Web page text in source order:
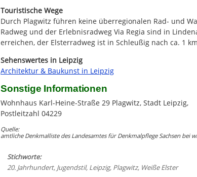
Touristische Wege
Durch Plagwitz führen keine überregionalen Rad- und
Radweg und der Erlebnisradweg Via Regia sind in
erreichen, der Elsterradweg ist in Schleußig nach ca. 1
Sehenswertes in Leipzig
Architektur & Baukunst in Leipzig
Sonstige Informationen
Wohnhaus Karl-Heine-Straße 29 Plagwitz, Stadt Leipzig,
Postleitzahl 04229
Quelle:
amtliche Denkmalliste des Landesamtes für Denkmalpflege Sachsen bei
Stichworte:
20. Jahrhundert, Jugendstil, Leipzig, Plagwitz, Weiße Elster